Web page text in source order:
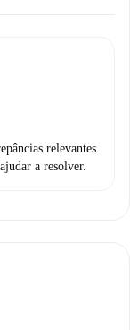
relevantes
a resolver.